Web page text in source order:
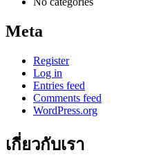
Meta
Register
Log in
Entries feed
Comments feed
WordPress.org
เกี่ยวกับเรา